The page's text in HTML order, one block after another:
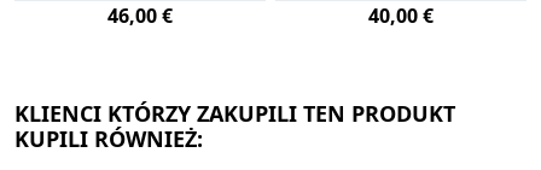
46,00 € 40,00 €
KLIENCI KTÓRZY ZAKUPILI TEN PRODUKT
KUPILI RÓWNIEŻ: